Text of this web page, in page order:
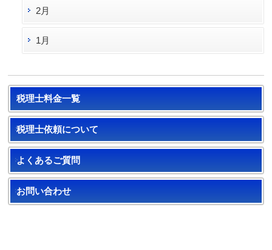
2月
1月
税理士料金一覧
税理士依頼について
よくあるご質問
お問い合わせ